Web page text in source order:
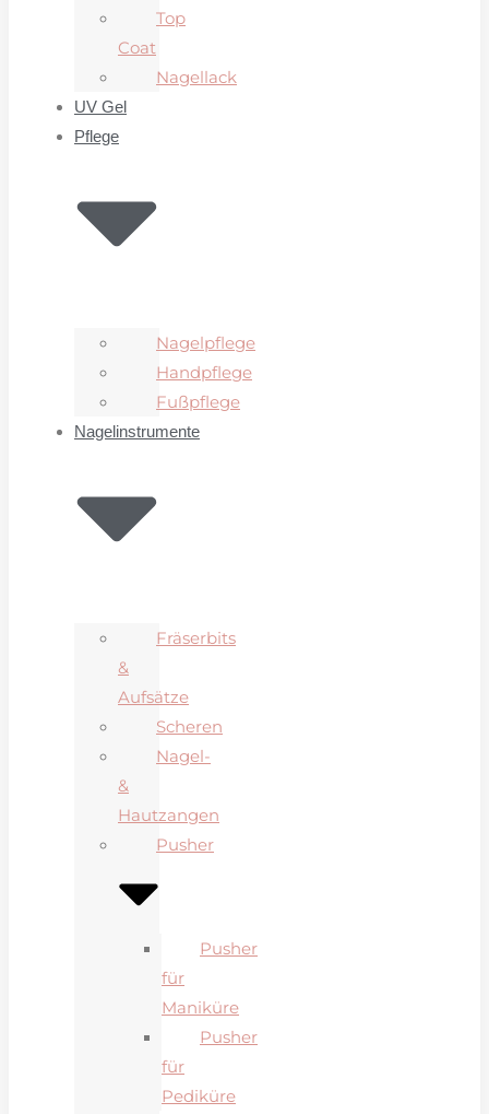
Top
Coat
Nagellack
UV Gel
Pflege
Nagelpflege
Handpflege
Fußpflege
Nagelinstrumente
Fräserbits
&
Aufsätze
Scheren
Nagel-
&
Hautzangen
Pusher
Pusher
für
Maniküre
Pusher
für
Pediküre